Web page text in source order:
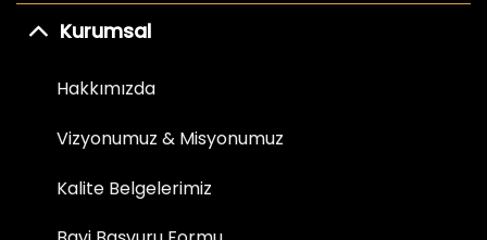
Kurumsal
Hakkımızda
Vizyonumuz & Misyonumuz
Kalite Belgelerimiz